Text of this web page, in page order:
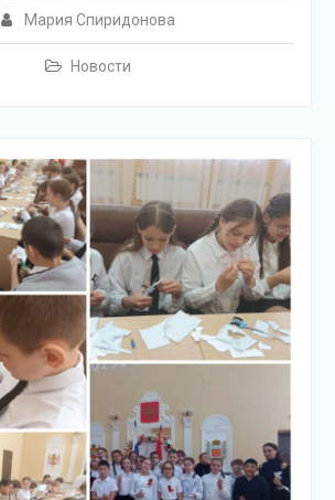
Мария Спиридонова
Новости